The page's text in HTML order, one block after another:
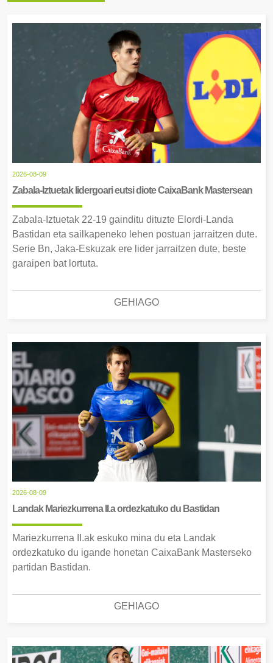
2026-08-09
Zabala-Iztuetak lidergoari eutsi diote CaixaBank Mastersean
Zabala-Iztuetak 22-19 gainditu dituzte Elordi-Landa
Bastidan eta sailkapeneko lehen postuan jarraitzen dute.
Serie Bn, Jaka-Eskuzak ere lider jarraitzen dute, beste
garaipen bat lortuta.
GEHIAGO
2026-08-09
Landak Mariezkurrena II.a ordezkatuko du Bastidan
Mariezkurrena II.ak eskuko mina du eta Landak
ordezkatuko du igande honetan CaixaBank Masterseko
partidan Bastidan.
GEHIAGO